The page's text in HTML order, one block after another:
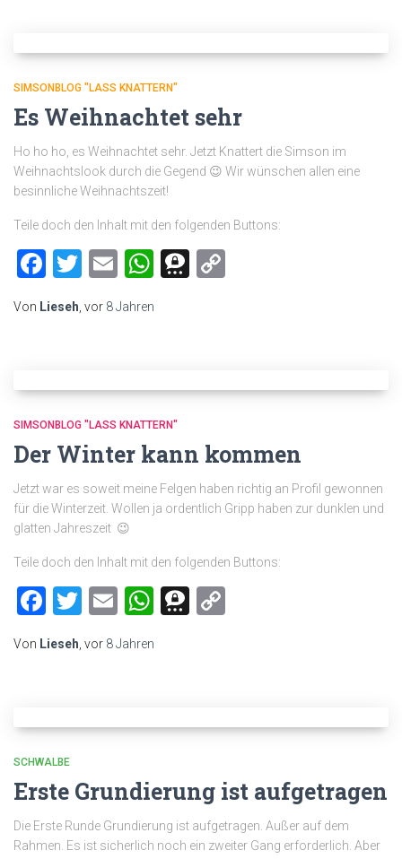
SIMSONBLOG "LASS KNATTERN"
Es Weihnachtet sehr
Ho ho ho, es Weihnachtet sehr. Jetzt Knattert die Simson im
Weihnachtslook durch die Gegend 😉 Wir wünschen allen eine
besinnliche Weihnachtszeit!
Teile doch den Inhalt mit den folgenden Buttons:
Facebook
Twitter
EmailWhatsApp
Threema
Von Lieseh , vor 8 Jahren
SIMSONBLOG "LASS KNATTERN"
Der Winter kann kommen
Jetzt war es soweit meine Felgen haben richtig an Profil gewonnen
für die Winterzeit. Wollen ja ordentlich Gripp haben zur dunklen und
glatten Jahreszeit 😉
Teile doch den Inhalt mit den folgenden Buttons:
Facebook
Twitter
EmailWhatsApp
Threema
Von Lieseh , vor 8 Jahren
SCHWALBE
Erste Grundierung ist aufgetragen
Die Erste Runde Grundierung ist aufgetragen. Außer auf dem
Rahmen. Es ist sicherlich noch ein zweiter Gang erforderlich. Aber